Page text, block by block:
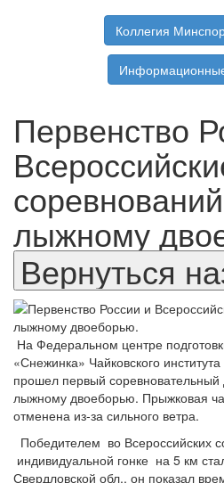
Коллегия
Первенство
лыжному
На Федеральном центре
«Снежинка» Чайковского
прошел первый соревновательный
лыжному двоеборью. Прыжковая
отменена из-за сильного ветра.
Победителем во Всероссийских
индивидуальной гонке на 5 км
Свердловской обл., он показал